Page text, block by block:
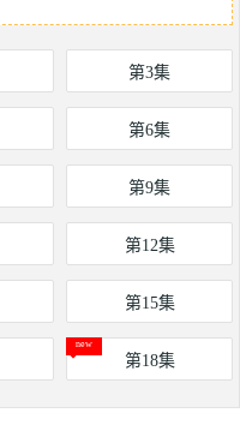
第3集
第6集
第9集
第12集
第15集
第18集